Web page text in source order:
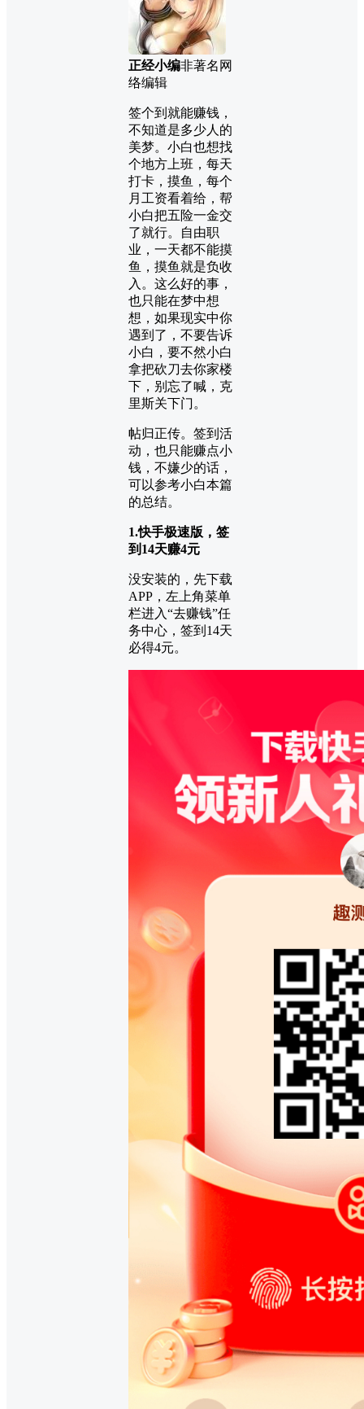
正经小编非著名网
络编辑
签个到就能赚钱，
不知道是多少人的
美梦。小白也想找
个地方上班，每天
打卡，摸鱼，每个
月工资看着给，帮
小白把五险一金交
了就行。自由职
业，一天都不能摸
鱼，摸鱼就是负收
入。这么好的事，
也只能在梦中想
想，如果现实中你
遇到了，不要告诉
小白，要不然小白
拿把砍刀去你家楼
下，别忘了喊，克
里斯关下门。
帖归正传。签到活
动，也只能赚点小
钱，不嫌少的话，
可以参考小白本篇
的总结。
1.快手极速版，签
到14天赚4元
没安装的，先下载
APP，左上角菜单
栏进入“去赚钱”任
务中心，签到14天
必得4元。